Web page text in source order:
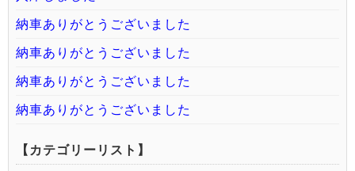
納車ありがとうございました
納車ありがとうございました
納車ありがとうございました
納車ありがとうございました
【カテゴリーリスト】